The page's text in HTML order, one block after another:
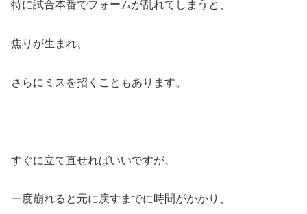
特に試合本番でフォームが乱れてしまうと、
焦りが生まれ、
さらにミスを招くこともあります。
すぐに立て直せればいいですが、
一度崩れると元に戻すまでに時間がかかり、